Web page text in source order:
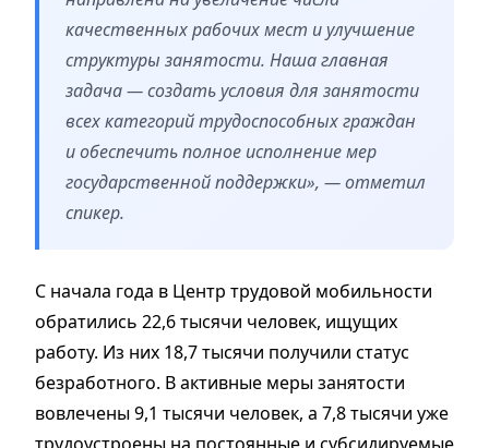
качественных рабочих мест и улучшение
структуры занятости. Наша главная
задача — создать условия для занятости
всех категорий трудоспособных граждан
и обеспечить полное исполнение мер
государственной поддержки», — отметил
спикер.
С начала года в Центр трудовой мобильности
обратились 22,6 тысячи человек, ищущих
работу. Из них 18,7 тысячи получили статус
безработного. В активные меры занятости
вовлечены 9,1 тысячи человек, а 7,8 тысячи уже